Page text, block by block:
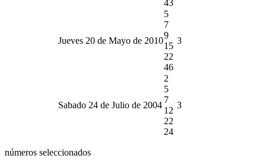
43
Jueves 20 de Mayo de 2010
5
7
9
15
22
46
3
Sabado 24 de Julio de 2004
2
5
7
12
22
24
3
números seleccionados